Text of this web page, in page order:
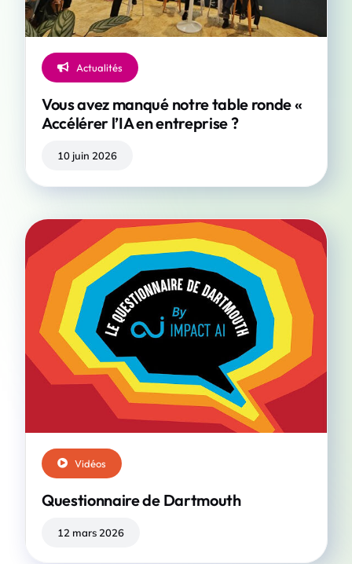
Actualités
Vous avez manqué notre table ronde «
Accélérer l’IA en entreprise ?
10 juin 2026
Vidéos
Questionnaire de Dartmouth
12 mars 2026